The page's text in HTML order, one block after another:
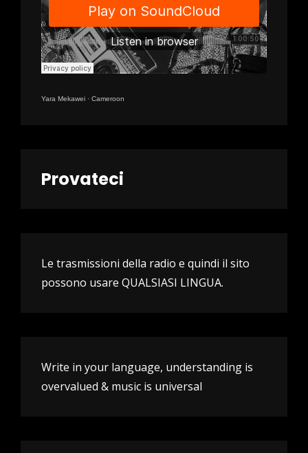
Yara Mekawei · Cameroon
Provateci
Le trasmissioni della radio e quindi il sito
possono usare QUALSIASI LINGUA.
Write in your language, understanding is
overvalued & music is universal